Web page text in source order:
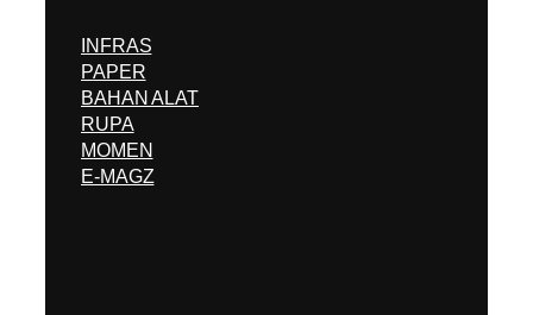
INFRAS
PAPER
BAHAN ALAT
RUPA
MOMEN
E-MAGZ